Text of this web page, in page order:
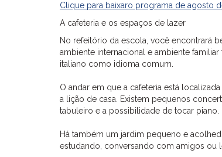
Clique para baixaro programa de agosto
A cafeteria e os espaços de lazer
No refeitório da escola, você encontrará
ambiente internacional e ambiente
italiano como idioma comum.
O andar em que a cafeteria está
a lição de casa. Existem pequenos
tabuleiro e a possibilidade de tocar piano.
Há também um jardim pequeno e
estudando, conversando com amigos ou